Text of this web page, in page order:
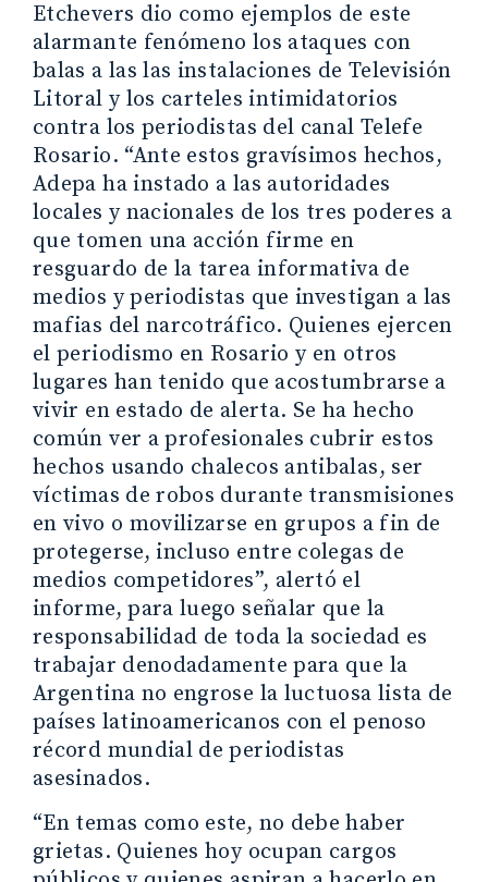
Etchevers dio como ejemplos de este
alarmante fenómeno los ataques con
balas a las las instalaciones de Televisión
Litoral y los carteles intimidatorios
contra los periodistas del canal Telefe
Rosario. “Ante estos gravísimos hechos,
Adepa ha instado a las autoridades
locales y nacionales de los tres poderes a
que tomen una acción firme en
resguardo de la tarea informativa de
medios y periodistas que investigan a las
mafias del narcotráfico. Quienes ejercen
el periodismo en Rosario y en otros
lugares han tenido que acostumbrarse a
vivir en estado de alerta. Se ha hecho
común ver a profesionales cubrir estos
hechos usando chalecos antibalas, ser
víctimas de robos durante transmisiones
en vivo o movilizarse en grupos a fin de
protegerse, incluso entre colegas de
medios competidores”, alertó el
informe, para luego señalar que la
responsabilidad de toda la sociedad es
trabajar denodadamente para que la
Argentina no engrose la luctuosa lista de
países latinoamericanos con el penoso
récord mundial de periodistas
asesinados.
“En temas como este, no debe haber
grietas. Quienes hoy ocupan cargos